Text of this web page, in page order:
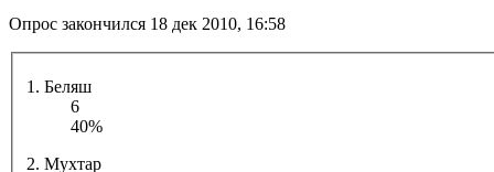
Опрос закончился 18 дек 2010, 16:58
1. Беляш
6
40%
2. Мухтар